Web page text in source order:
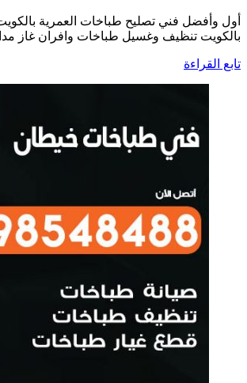
أول وأفضل فني تصليح طباخات العمرية
بالكويت تنظيف وغسيل طباخات وافران غاز
تابع القراءة